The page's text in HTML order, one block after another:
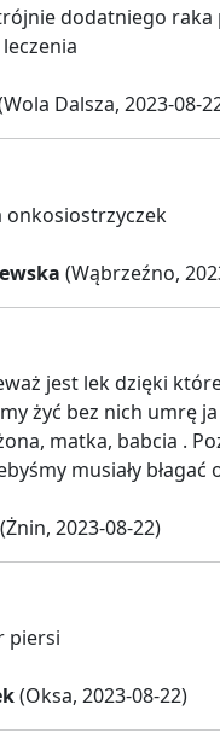
dodatniego raka
Dalsza, 2023-08-
onkosiostrzyczek
(Wąbrzeźno,
jest lek dzięki
żyć bez nich umrę
matka, babcia .
musiały błagać
(Żnin, 2023-08-22)
piersi
(Oksa, 2023-08-22)